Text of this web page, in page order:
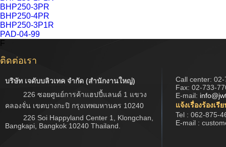
BHP250-3PR
BHP250-4PR
BHP250-3P1R
PAD-04-99
F
ติดต่อเรา
บริษัท เจดับบลิวเทค จำกัด (สำนักงานใหญ่)
226 ซอยศูนย์การค้าแฮปปี้แลนด์ 1 แขวง
คลองจั่น เขตบางกะปิ กรุงเทพมหานคร 10240
226 Soi Happyland Center 1, Klongchan,
Bangkapi, Bangkok 10240 Thailand.
Call center: 02-
Fax: 02-733-
E-mail:
แจ้งเรื่องร้องเรี
Tel : 062-875-
E-mail :